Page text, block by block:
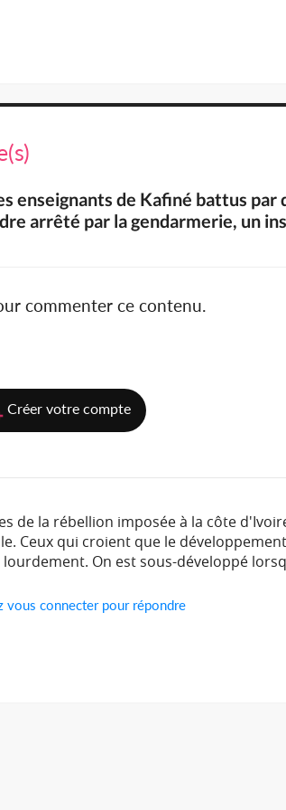
enseignants de Kafiné battus par
arrêté par la gendarmerie, un
commenter ce contenu.
Créer votre compte
de la rébellion imposée à la côte
Ceux qui croient que le
On est sous-développé
vous connecter pour répondre